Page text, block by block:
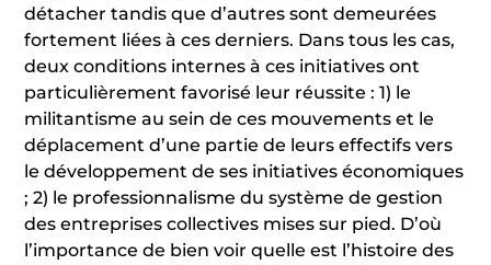
détacher tandis que d’autres sont demeurées
fortement liées à ces derniers. Dans tous les cas,
deux conditions internes à ces initiatives ont
particulièrement favorisé leur réussite : 1) le
militantisme au sein de ces mouvements et le
déplacement d’une partie de leurs effectifs vers
le développement de ses initiatives économiques
; 2) le professionnalisme du système de gestion
des entreprises collectives mises sur pied. D’où
l’importance de bien voir quelle est l’histoire des